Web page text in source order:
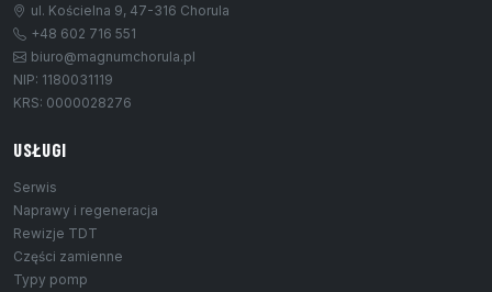
ul. Kościelna 9, 47-316 Chorula
+48 602 716 551
biuro@magnumchorula.pl
NIP: 1180031119
KRS: 0000028276
USŁUGI
Serwis
Naprawy i regeneracja
Rewizje TDT
Części zamienne
Typy pomp